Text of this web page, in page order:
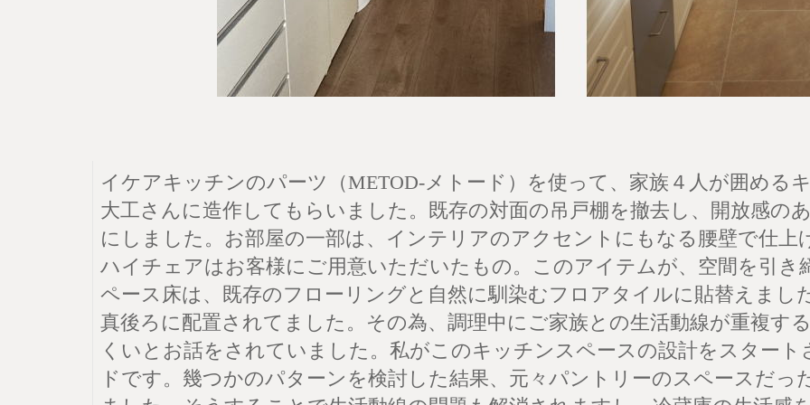
イケアキッチンのパーツ（METOD-メトード）を使って、家族４人が囲める
大工さんに造作してもらいました。既存の対面の吊戸棚を撤去し、開放感の
にしました。お部屋の一部は、インテリアのアクセントにもなる腰壁で仕
ハイチェアはお客様にご用意いただいたもの。このアイテムが、空間を引
ペース床は、既存のフローリングと自然に馴染むフロアタイルに貼替えまし
真後ろに配置されてました。その為、調理中にご家族との生活動線が重複す
くいとお話をされていました。私がこのキッチンスペースの設計をスター
ドです。幾つかのパターンを検討した結果、元々パントリーのスペースだっ